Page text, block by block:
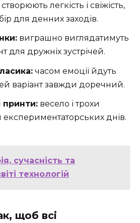
створюють легкість і свіжість,
для денних заходів.
виграшно виглядатимуть
для дружніх зустрічей.
часом емоції йдуть
варіант завжди доречний.
принти: весело і трохи
днів.
сучасність та
технологій
щоб всі